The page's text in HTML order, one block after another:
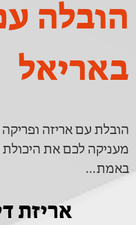
הובלה
באריאל
הובלת עם אריזה
מעניקה לכם את
באמת...
אריזת